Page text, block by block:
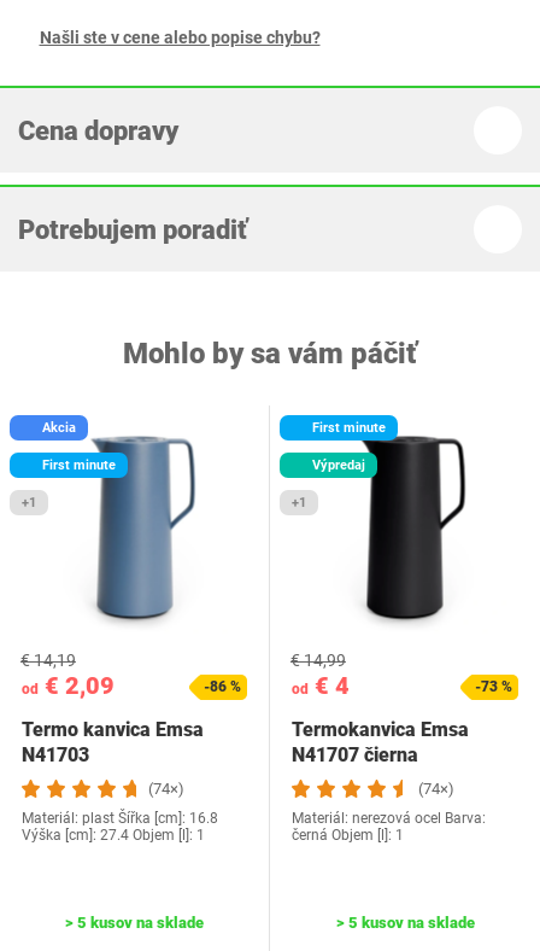
Našli ste v cene alebo popise chybu?
Cena dopravy
Potrebujem poradiť
Mohlo by sa vám páčiť
Akcia
First minute
+1
od € 2,09
€ 14,19
-86 %
Termo kanvica Emsa
N41703
(74×)
Materiál: plast Šířka [cm]: 16.8
Výška [cm]: 27.4 Objem [l]: 1
> 5 kusov na sklade
First minute
Výpredaj
+1
od € 4
€ 14,99
-73 %
Termokanvica Emsa
N41707 čierna
(74×)
Materiál: nerezová ocel Barva:
černá Objem [l]: 1
> 5 kusov na sklade